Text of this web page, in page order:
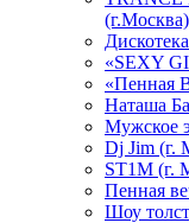
(г.Москва)
«SEXY
«Пенная
Hаташа
Мужское
Dj Jim (г.
ST1M (г.
Пенная
Шоу